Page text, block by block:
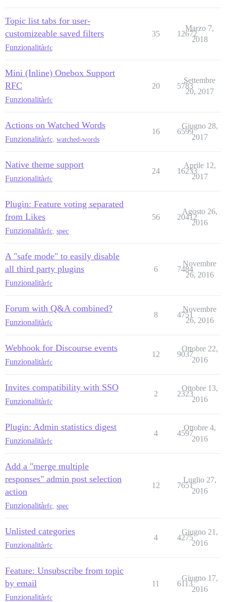
Topic list tabs for user-
customizeable saved filters
Funzionalitàrfc
35 12672
Marzo 7,
2018
Mini (Inline) Onebox Support
RFC
Funzionalitàrfc
20 5783
Settembre
20, 2017
Actions on Watched Words
Funzionalitàrfc watched-words
16 6599
Giugno 28,
2017
Native theme support
Funzionalitàrfc
24 16233
Aprile 12,
2017
Plugin: Feature voting separated
from Likes
Funzionalitàrfc spec
56 20412
Agosto 26,
2016
A "safe mode" to easily disable
all third party plugins
Funzionalitàrfc
6 7484
Novembre
26, 2016
Forum with Q&A combined?
Funzionalitàrfc
8 4751
Novembre
26, 2016
Webhook for Discourse events
Funzionalitàrfc
12 9037
Ottobre 22,
2016
Invites compatibility with SSO
Funzionalitàrfc
2 2323
Ottobre 13,
2016
Plugin: Admin statistics digest
Funzionalitàrfc
4 4597
Ottobre 4,
2016
Add a "merge multiple
responses" admin post selection
action
Funzionalitàrfc spec
12 7651
Luglio 27,
2016
Unlisted categories
Funzionalitàrfc
4 4275
Giugno 21,
2016
Feature: Unsubscribe from topic
by email
Funzionalitàrfc
11 6113
Giugno 17,
2016